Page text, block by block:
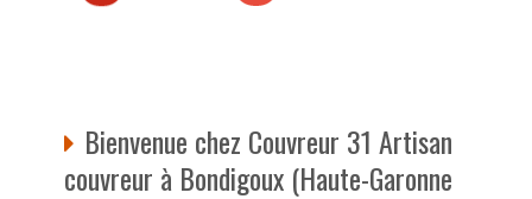
Bienvenue chez Couvreur 31 Artisan
couvreur à Bondigoux (Haute-Garonne